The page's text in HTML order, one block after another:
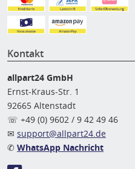
Kontakt
allpart24 GmbH
Ernst-Kraus-Str. 1
92665 Altenstadt
☏ +49 (0) 9602 / 9 42 49 46
✉ support@allpart24.de
✆ WhatsApp Nachricht